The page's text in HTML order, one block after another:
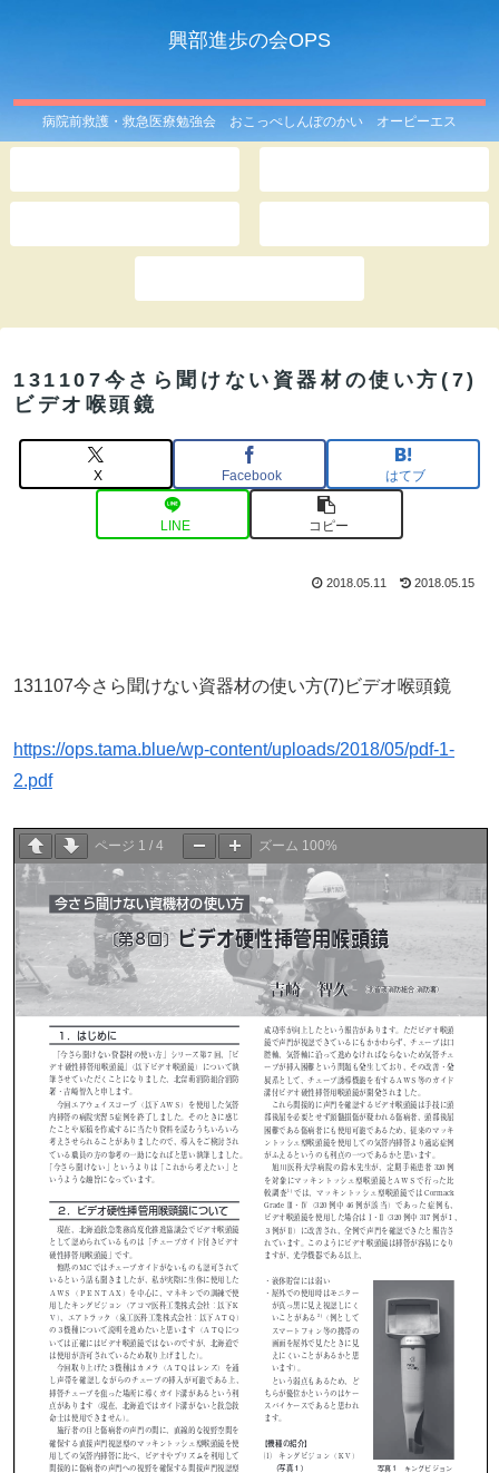
興部進歩の会OPS
病院前救護・救急医療勉強会 おこっぺしんぽのかい オーピーエス
131107今さら聞けない資器材の使い方(7)
ビデオ喉頭鏡
X Facebook はてブ
LINE コピー
2018.05.11 2018.05.15
131107今さら聞けない資器材の使い方(7)ビデオ喉頭鏡
https://ops.tama.blue/wp-content/uploads/2018/05/pdf-1-
2.pdf
ページ 1 / 4 ズーム 100%